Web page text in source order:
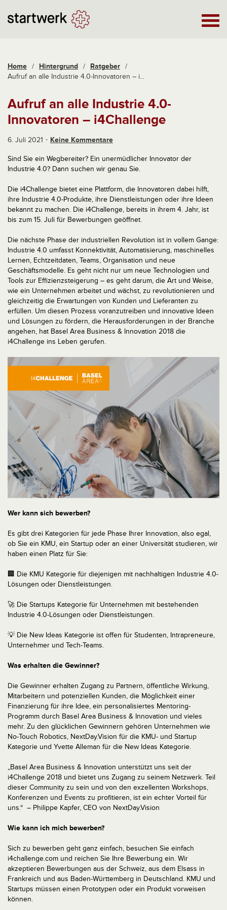
Home / Hintergrund / Ratgeber /
Aufruf an alle Industrie 4.0-Innovatoren – i...
Aufruf an alle Industrie 4.0-
Innovatoren – i4Challenge
6. Juli 2021 Keine Kommentare
Sind Sie ein Wegbereiter? Ein unermüdlicher Innovator der
Industrie 4.0? Dann suchen wir genau Sie.
Die i4Challenge bietet eine Plattform, die Innovatoren dabei hilft,
ihre Industrie 4.0-Produkte, ihre Dienstleistungen oder ihre Ideen
bekannt zu machen. Die i4Challenge, bereits in ihrem 4. Jahr, ist
bis zum 15. Juli für Bewerbungen geöffnet.
Die nächste Phase der industriellen Revolution ist in vollem Gange:
Industrie 4.0 umfasst Konnektivität, Automatisierung, maschinelles
Lernen, Echtzeitdaten, Teams, Organisation und neue
Geschäftsmodelle. Es geht nicht nur um neue Technologien und
Tools zur Effizienzsteigerung – es geht darum, die Art und Weise,
wie ein Unternehmen arbeitet und wächst, zu revolutionieren und
gleichzeitig die Erwartungen von Kunden und Lieferanten zu
erfüllen. Um diesen Prozess voranzutreiben und innovative Ideen
und Lösungen zu fördern, die Herausforderungen in der Branche
angehen, hat Basel Area Business & Innovation 2018 die
i4Challenge ins Leben gerufen.
Wer kann sich bewerben?
Es gibt drei Kategorien für jede Phase Ihrer Innovation, also egal,
ob Sie ein KMU, ein Startup oder an einer Universität studieren, wir
haben einen Platz für Sie:
🏢 Die KMU Kategorie für diejenigen mit nachhaltigen Industrie 4.0-
Lösungen oder Dienstleistungen.
🚀 Die Startups Kategorie für Unternehmen mit bestehenden
Industrie 4.0-Lösungen oder Dienstleistungen.
💡 Die New Ideas Kategorie ist offen für Studenten, Intrapreneure,
Unternehmer und Tech-Teams.
Was erhalten die Gewinner?
Die Gewinner erhalten Zugang zu Partnern, öffentliche Wirkung,
Mitarbeitern und potenziellen Kunden, die Möglichkeit einer
Finanzierung für ihre Idee, ein personalisiertes Mentoring-
Programm durch Basel Area Business & Innovation und vieles
mehr. Zu den glücklichen Gewinnern gehören Unternehmen wie
No-Touch Robotics, NextDay.Vision für die KMU- und Startup
Kategorie und Yvette Alleman für die New Ideas Kategorie.
„Basel Area Business & Innovation unterstützt uns seit der
i4Challenge 2018 und bietet uns Zugang zu seinem Netzwerk. Teil
dieser Community zu sein und von den exzellenten Workshops,
Konferenzen und Events zu profitieren, ist ein echter Vorteil für
uns.“ – Philippe Kapfer, CEO von NextDay.Vision
Wie kann ich mich bewerben?
Sich zu bewerben geht ganz einfach, besuchen Sie einfach
i4challenge.com und reichen Sie Ihre Bewerbung ein. Wir
akzeptieren Bewerbungen aus der Schweiz, aus dem Elsass in
Frankreich und aus Baden-Württemberg in Deutschland. KMU und
Startups müssen einen Prototypen oder ein Produkt vorweisen
können.